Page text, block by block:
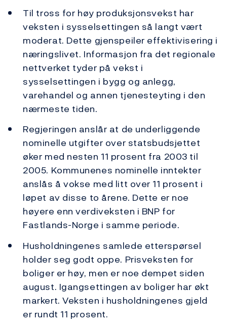
Til tross for høy produksjonsvekst har
veksten i sysselsettingen så langt vært
moderat. Dette gjenspeiler effektivisering i
næringslivet. Informasjon fra det regionale
nettverket tyder på vekst i
sysselsettingen i bygg og anlegg,
varehandel og annen tjenesteyting i den
nærmeste tiden.
Regjeringen anslår at de underliggende
nominelle utgifter over statsbudsjettet
øker med nesten 11 prosent fra 2003 til
2005. Kommunenes nominelle inntekter
anslås å vokse med litt over 11 prosent i
løpet av disse to årene. Dette er noe
høyere enn verdiveksten i BNP for
Fastlands-Norge i samme periode.
Husholdningenes samlede etterspørsel
holder seg godt oppe. Prisveksten for
boliger er høy, men er noe dempet siden
august. Igangsettingen av boliger har økt
markert. Veksten i husholdningenes gjeld
er rundt 11 prosent.